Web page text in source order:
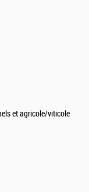
et agricole/viticole